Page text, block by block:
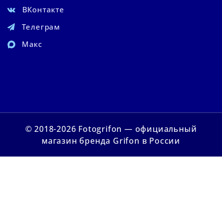
ВКонтакте
Телеграм
Макс
© 2018-2026 Fotogrifon — официальный
магазин бренда Grifon в России